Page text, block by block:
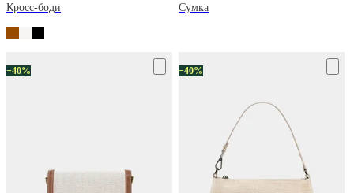
Кросс-боди
Сумка
−40% −40%